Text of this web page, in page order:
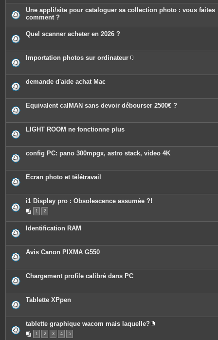
Une appli/site pour cataloguer sa collection photo : vous faites
comment ?
Quel scanner acheter en 2026 ?
Importation photos sur ordinateur
è
j
o
i
t
demande d'aide achat Mac
Equivalent calMAN sans devoir débourser 2500€ ?
LIGHT ROOM ne fonctionne plus
config PC: pano 300mpgx, astro stack, video 4K
Ecran photo et télétravail
i1 Display pro : Obsolescence assumée ?!
1 2
Identification RAM
Avis Canon PIXMA G550
Chargement profile calibré dans PC
Tablette XPpen
tablette graphique wacom mais laquelle?
1 2 3 4 5